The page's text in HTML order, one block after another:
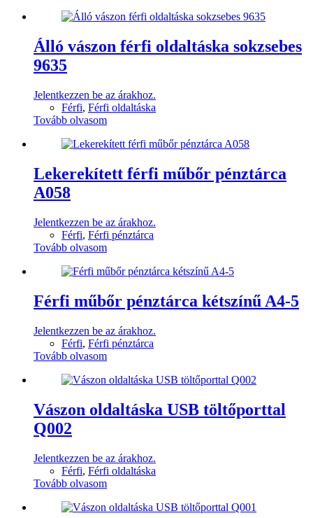
Álló vászon férfi oldaltáska sokzsebes
9635
Jelentkezzen be az árakhoz.
Férfi, Férfi oldaltáska
Tovább olvasom
Lekerekített férfi műbőr pénztárca
A058
Jelentkezzen be az árakhoz.
Férfi, Férfi pénztárca
Tovább olvasom
Férfi műbőr pénztárca kétszínű A4-5
Jelentkezzen be az árakhoz.
Férfi, Férfi pénztárca
Tovább olvasom
Vászon oldaltáska USB töltőporttal
Q002
Jelentkezzen be az árakhoz.
Férfi, Férfi oldaltáska
Tovább olvasom